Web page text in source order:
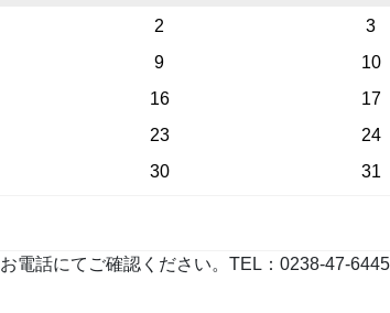
2 3
9 10
16 17
23 24
30 31
話にてご確認ください。TEL：0238-47-